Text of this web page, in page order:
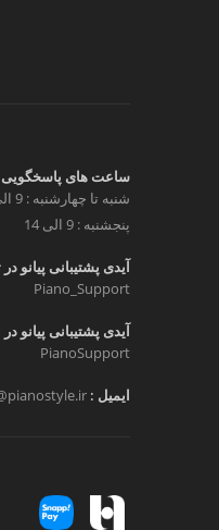
ساعت های پاسخگویی
شنبه تا چهارشنبه : 9 الی 17
پنجشنبه : 9 الی 14
آیدی پشتیبانی پیانو
Piano_Support
آیدی پشتیبانی پیانو در
PianoSupport
ایمیل :